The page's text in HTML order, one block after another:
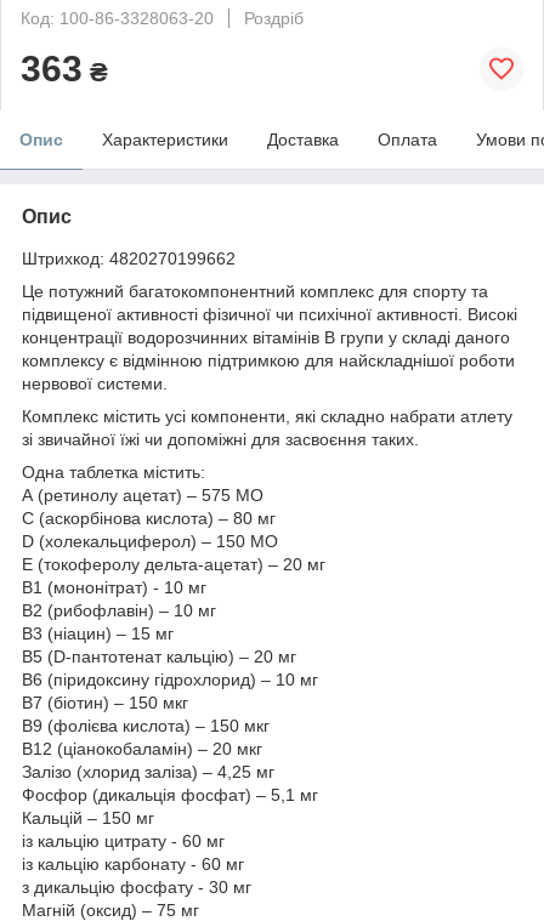
Код: 100-86-3328063-20
Роздріб
363 ₴
Опис Характеристики Доставка Оплата Умови
Опис
Штрихкод: 4820270199662
Це потужний багатокомпонентний комплекс для спорту та
підвищеної активності фізичної чи психічної активності. Високі
концентрації водорозчинних вітамінів В групи у складі даного
комплексу є відмінною підтримкою для найскладнішої роботи
нервової системи.
Комплекс містить усі компоненти, які складно набрати атлету
зі звичайної їжі чи допоміжні для засвоєння таких.
Одна таблетка містить:
А (ретинолу ацетат) – 575 MO
С (аскорбінова кислота) – 80 мг
D (холекальциферол) – 150 MO
E (токоферолу дельта-ацетат) – 20 мг
В1 (мононітрат) - 10 мг
В2 (рибофлавін) – 10 мг
В3 (ніацин) – 15 мг
В5 (D-пантотенат кальцію) – 20 мг
B6 (піридоксину гідрохлорид) – 10 мг
B7 (біотин) – 150 мкг
B9 (фолієва кислота) – 150 мкг
B12 (ціанокобаламін) – 20 мкг
Залізо (хлорид заліза) – 4,25 мг
Фосфор (дикальція фосфат) – 5,1 мг
Кальцій – 150 мг
із кальцію цитрату - 60 мг
із кальцію карбонату - 60 мг
з дикальцію фосфату - 30 мг
Магній (оксид) – 75 мг